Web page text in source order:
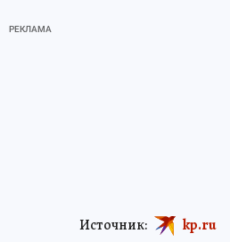
Источник: kp.ru